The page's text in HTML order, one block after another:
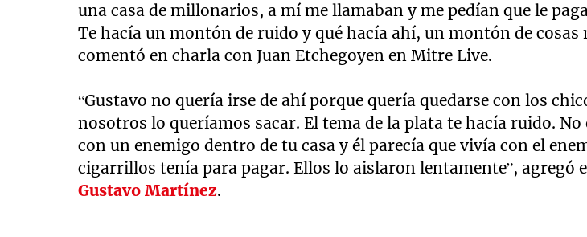
una casa de millonarios, a mí me llamaban y me pedían que le
Te hacía un montón de ruido y qué hacía ahí, un montón de cosas
comentó en charla con Juan Etchegoyen en Mitre Live.
“Gustavo no quería irse de ahí porque quería quedarse con los
nosotros lo queríamos sacar. El tema de la plata te hacía ruido. No
con un enemigo dentro de tu casa y él parecía que vivía con el
cigarrillos tenía para pagar. Ellos lo aislaron lentamente”, agregó
Gustavo Martínez.